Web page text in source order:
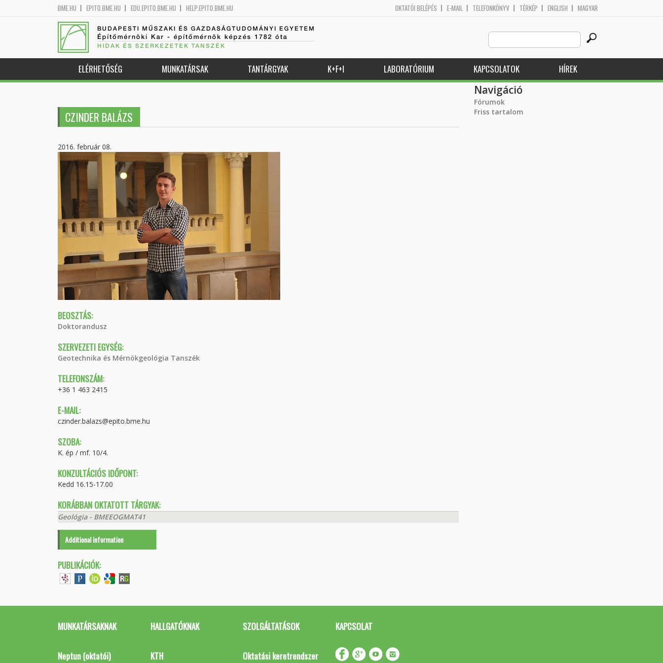
BME.HU EPITO.BME.HU EDU.EPITO.BME.HU HELP.EPITO.BME.HU OKTATÓI BELÉPÉS E-MAIL TELEFONKÖNYV TÉRKÉP ENGLISH MAGYAR
BUDAPESTI MŰSZAKI ÉS GAZDASÁGTUDOMÁNYI EGYETEM
Építőmérnöki Kar - építőmérnök képzés 1782 óta
HIDAK ÉS SZERKEZETEK TANSZÉK
Search
this
site
ELÉRHETŐSÉG MUNKATÁRSAK TANTÁRGYAK K+F+I LABORATÓRIUM KAPCSOLATOK HÍREK
CZINDER BALÁZS
2016. február 08.
BEOSZTÁS:
Doktorandusz
SZERVEZETI EGYSÉG:
Geotechnika és Mérnökgeológia Tanszék
TELEFONSZÁM:
+36 1 463 2415
E-MAIL:
czinder.balazs@epito.bme.hu
SZOBA:
K. ép / mf. 10/4.
KONZULTÁCIÓS IDŐPONT:
Kedd 16.15-17.00
KORÁBBAN OKTATOTT TÁRGYAK:
Geológia - BMEEOGMAT41
Additional information
PUBLIKÁCIÓK:
Navigáció
Fórumok
Friss tartalom
MUNKATÁRSAKNAK
Neptun (oktatói)
HALLGATÓKNAK
KTH
SZOLGÁLTATÁSOK
Oktatási keretrendszer
KAPCSOLAT